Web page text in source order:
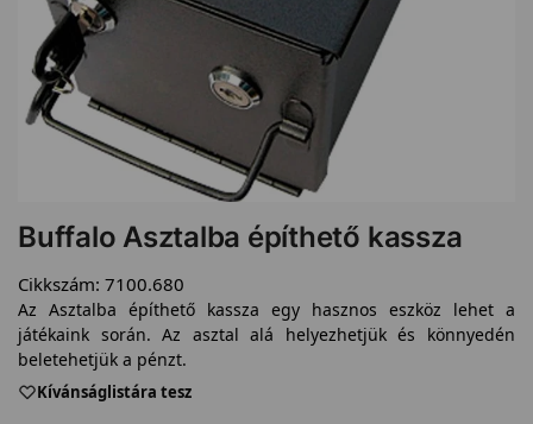
Buffalo Asztalba építhető kassza
Cikkszám: 7100.680
Az Asztalba építhető kassza egy hasznos eszköz lehet a
játékaink során. Az asztal alá helyezhetjük és könnyedén
beletehetjük a pénzt.
Kívánságlistára tesz